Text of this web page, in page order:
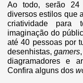
Ao todo, serão 24
diversos estilos que
criatividade
imaginação do
até 40 pessoas por
desenhistas,gamers,
diagramadores e
Confira alguns dos